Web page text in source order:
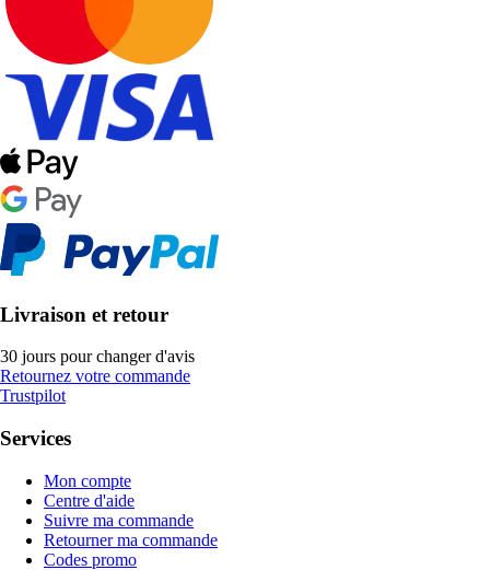
Livraison et retour
30 jours pour changer d'avis
Retournez votre commande
Trustpilot
Services
Mon compte
Centre d'aide
Suivre ma commande
Retourner ma commande
Codes promo